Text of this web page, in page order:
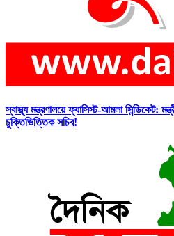
স্বাস্থ্য মন্ত্রণালয়ে ফ্যাসিস্ট-আমলা সিন্ডিকেট:
চুক্তিভিত্তিক সচিব!